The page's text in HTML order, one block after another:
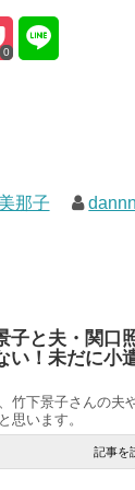
0
那子
子と夫・関口
い！未だに小
竹下景子さんの夫
思います。
記事を